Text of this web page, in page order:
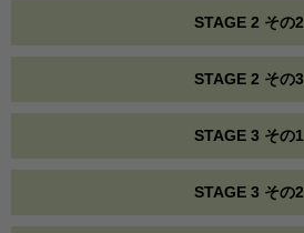
STAGE 2 その2
STAGE 2 その3
STAGE 3 その1
STAGE 3 その2